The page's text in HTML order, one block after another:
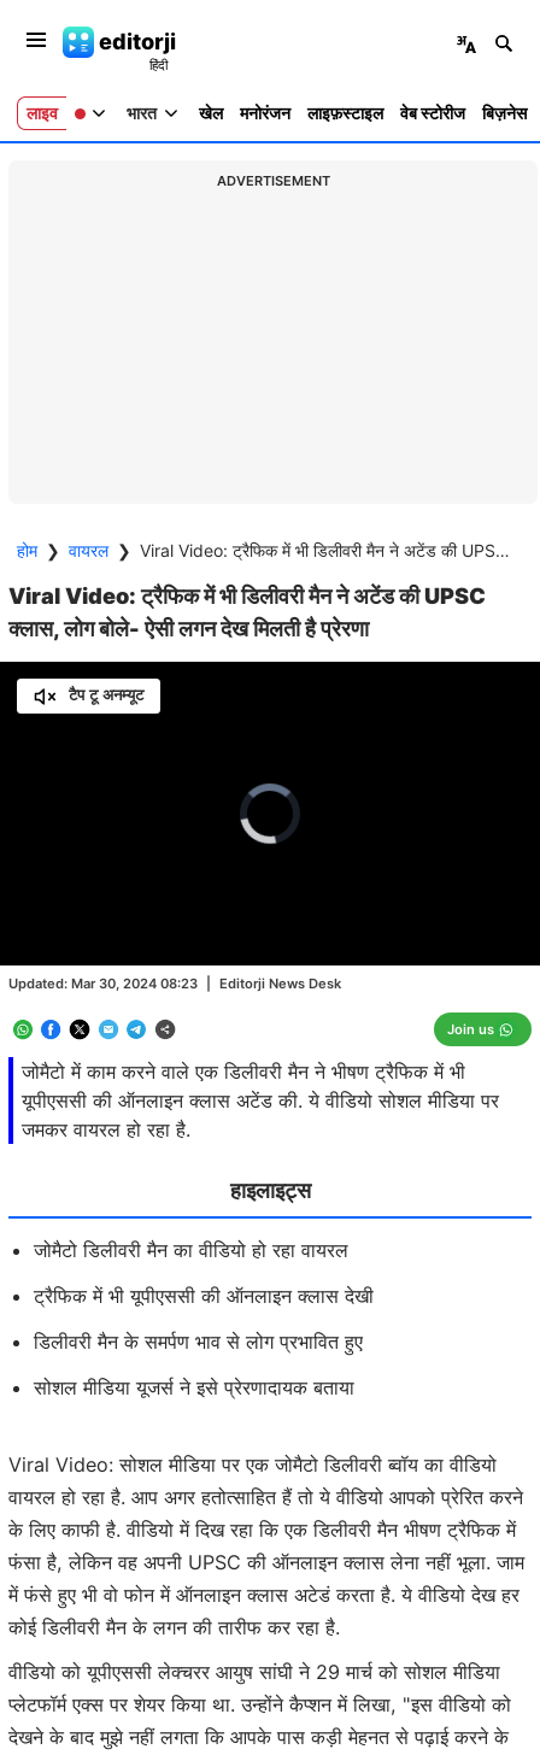
editorji
लाइव भारत खेल मनोरंजन लाइफ़स्टाइल वेब स्टोरीज बिज़नेस
ADVERTISEMENT
होम ❯ वायरल ❯ Viral Video: ट्रैफिक में भी डिलीवरी मैन ने अटेंड की UPSC क्लास, लोग बोले- ऐसी लगन देख मिलती है प्रेरणा
Viral Video: ट्रैफिक में भी डिलीवरी मैन ने अटेंड की UPSC
क्लास, लोग बोले- ऐसी लगन देख मिलती है प्रेरणा
जोमैटो में काम करने वाले एक डिलीवरी मैन ने भीषण ट्रैफिक में भी
यूपीएससी की ऑनलाइन क्लास अटेंड की. ये वीडियो सोशल मीडिया पर
जमकर वायरल हो रहा है.
Updated: Mar 30, 2024 08:23 Editorji News Desk
Join us
टैप टू अनम्यूट
Video
Player
is
loading.
हाइलाइट्स
जोमैटो डिलीवरी मैन का वीडियो हो रहा वायरल
ट्रैफिक में भी यूपीएससी की ऑनलाइन क्लास देखी
डिलीवरी मैन के समर्पण भाव से लोग प्रभावित हुए
सोशल मीडिया यूजर्स ने इसे प्रेरणादायक बताया
Viral Video: सोशल मीडिया पर एक जोमैटो डिलीवरी ब्वॉय का वीडियो
वायरल हो रहा है. आप अगर हतोत्साहित हैं तो ये वीडियो आपको प्रेरित करने
के लिए काफी है. वीडियो में दिख रहा कि एक डिलीवरी मैन भीषण ट्रैफिक में
फंसा है, लेकिन वह अपनी UPSC की ऑनलाइन क्लास लेना नहीं भूला. जाम
में फंसे हुए भी वो फोन में ऑनलाइन क्लास अटेडं करता है. ये वीडियो देख हर
कोई डिलीवरी मैन के लगन की तारीफ कर रहा है.
वीडियो को यूपीएससी लेक्चरर आयुष सांघी ने 29 मार्च को सोशल मीडिया
प्लेटफॉर्म एक्स पर शेयर किया था. उन्होंने कैप्शन में लिखा, "इस वीडियो को
देखने के बाद मुझे नहीं लगता कि आपके पास कड़ी मेहनत से पढ़ाई करने के